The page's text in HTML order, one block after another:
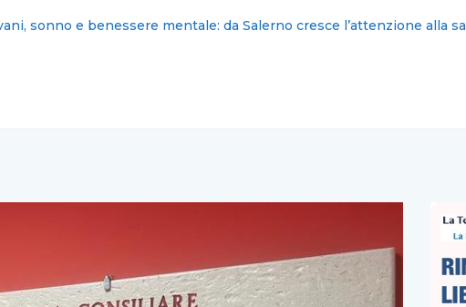
Salerno: nominati i nuovi commissari cittadini